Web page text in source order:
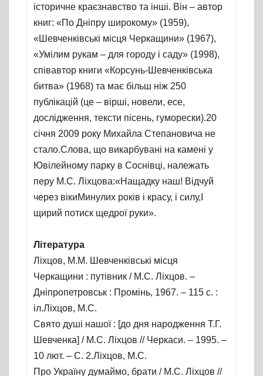
історичне краєзнавство та інші. Він – автор
книг: «По Дніпру широкому» (1959),
«Шевченківські місця Черкащини» (1967),
«Умілим рукам – для городу і саду» (1998),
співавтор книги «Корсунь-Шевченківська
битва» (1968) та має більш ніж 250
публікацій (це – вірші, новели, есе,
дослідження, тексти пісень, гуморески).20
січня 2009 року Михайла Степановича не
стало.Слова, що викарбувані на камені у
Ювілейному парку в Соснівці, належать
перу М.С. Ліхцова:«Нащадку наш! Відчуй
через вікиМинулих років і красу, і силу,І
щирий потиск щедрої руки».
Література
Ліхцов, М.М. Шевченківські місця
Черкащини : путівник / М.С. Ліхцов. –
Дніпропетровськ : Промінь, 1967. – 115 с. :
іл.Ліхцов, М.С.
Свято душі нашої : [до дня народження Т.Г.
Шевченка] / М.С. Ліхцов // Черкаси. – 1995. –
10 лют. – С. 2.Ліхцов, М.С.
Про Україну думаймо, брати / М.С. Ліхцов //